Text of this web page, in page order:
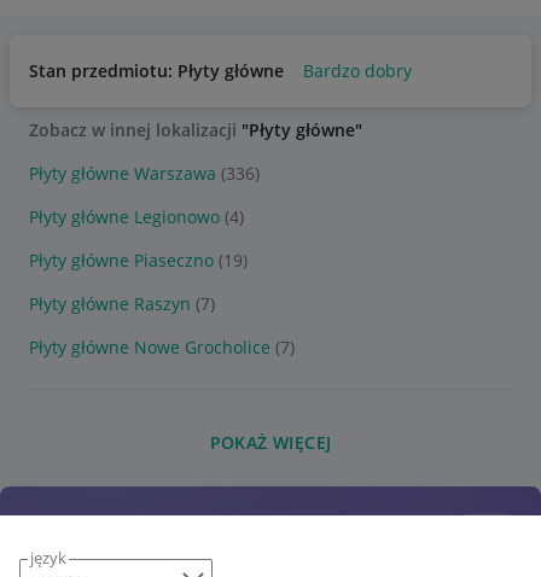
język
Stan przedmiotu: Płyty główne Bardzo dobry
Zobacz w innej lokalizacji "Płyty główne"
Płyty główne Warszawa (336)
Płyty główne Legionowo (4)
Płyty główne Piaseczno (19)
Płyty główne Raszyn (7)
Płyty główne Nowe Grocholice (7)
POKAŻ WIĘCEJ